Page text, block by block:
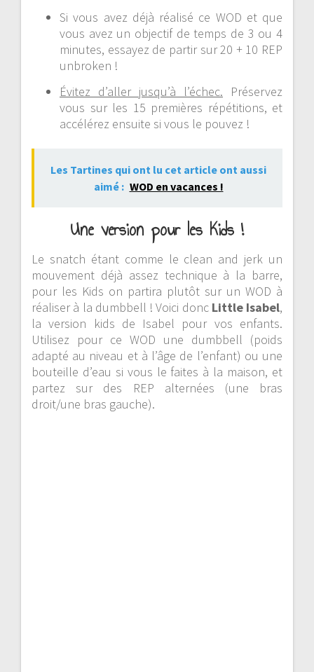
Si vous avez déjà réalisé ce WOD et que
vous avez un objectif de temps de 3 ou 4
minutes, essayez de partir sur 20 + 10 REP
unbroken !
Évitez d’aller jusqu’à l’échec. Préservez
vous sur les 15 premières répétitions, et
accélérez ensuite si vous le pouvez !
Les Tartines qui ont lu cet article ont aussi
aimé : WOD en vacances !
Une version pour les Kids !
Le snatch étant comme le clean and jerk un
mouvement déjà assez technique à la barre,
pour les Kids on partira plutôt sur un WOD à
réaliser à la dumbbell ! Voici donc Little Isabel,
la version kids de Isabel pour vos enfants.
Utilisez pour ce WOD une dumbbell (poids
adapté au niveau et à l’âge de l’enfant) ou une
bouteille d’eau si vous le faites à la maison, et
partez sur des REP alternées (une bras
droit/une bras gauche).